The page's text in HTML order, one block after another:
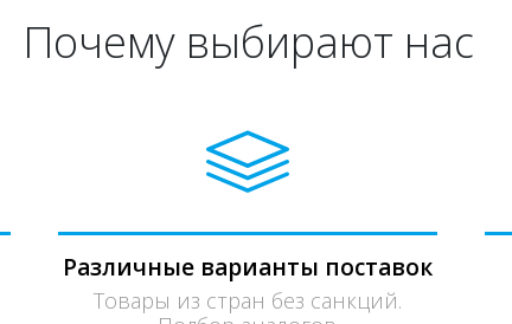
Почему выбирают нас
Различные варианты поставок
Товары из стран без санкций.